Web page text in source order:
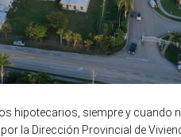
hipotecarios, siempre y cuando
la Dirección Provincial de